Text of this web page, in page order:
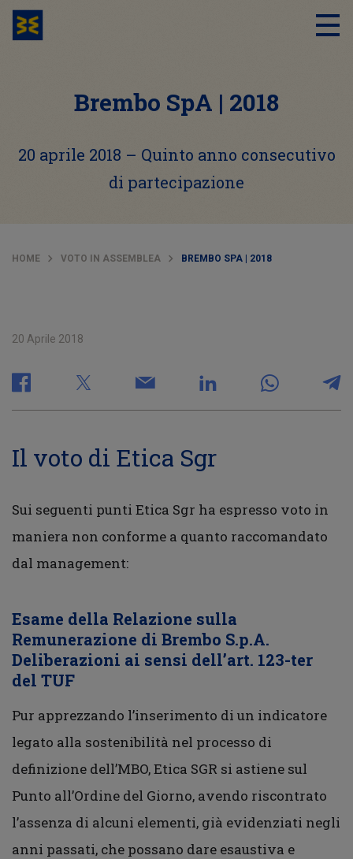
Brembo SpA | 2018
20 aprile 2018 – Quinto anno consecutivo
di partecipazione
HOME VOTO IN ASSEMBLEA BREMBO SPA | 2018
20 Aprile 2018
Il voto di Etica Sgr
Sui seguenti punti Etica Sgr ha espresso voto in
maniera non conforme a quanto raccomandato
dal management:
Esame della Relazione sulla
Remunerazione di Brembo S.p.A.
Deliberazioni ai sensi dell’art. 123-ter
del TUF
Pur apprezzando l’inserimento di un indicatore
legato alla sostenibilità nel processo di
definizione dell’MBO, Etica SGR si astiene sul
Punto all’Ordine del Giorno, avendo riscontrato
l’assenza di alcuni elementi, già evidenziati negli
anni passati, che possano dare esaustiva e